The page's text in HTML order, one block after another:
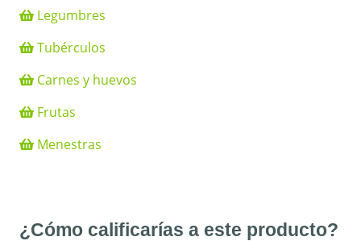
Legumbres
Tubérculos
Carnes y huevos
Frutas
Menestras
¿Cómo calificarías a este producto?